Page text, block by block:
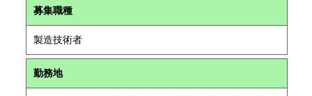
募集職種
製造技術者
勤務地